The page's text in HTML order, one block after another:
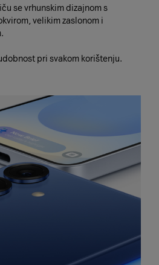
se vrhunskim dizajnom s
velikim zaslonom i
pri svakom korištenju.